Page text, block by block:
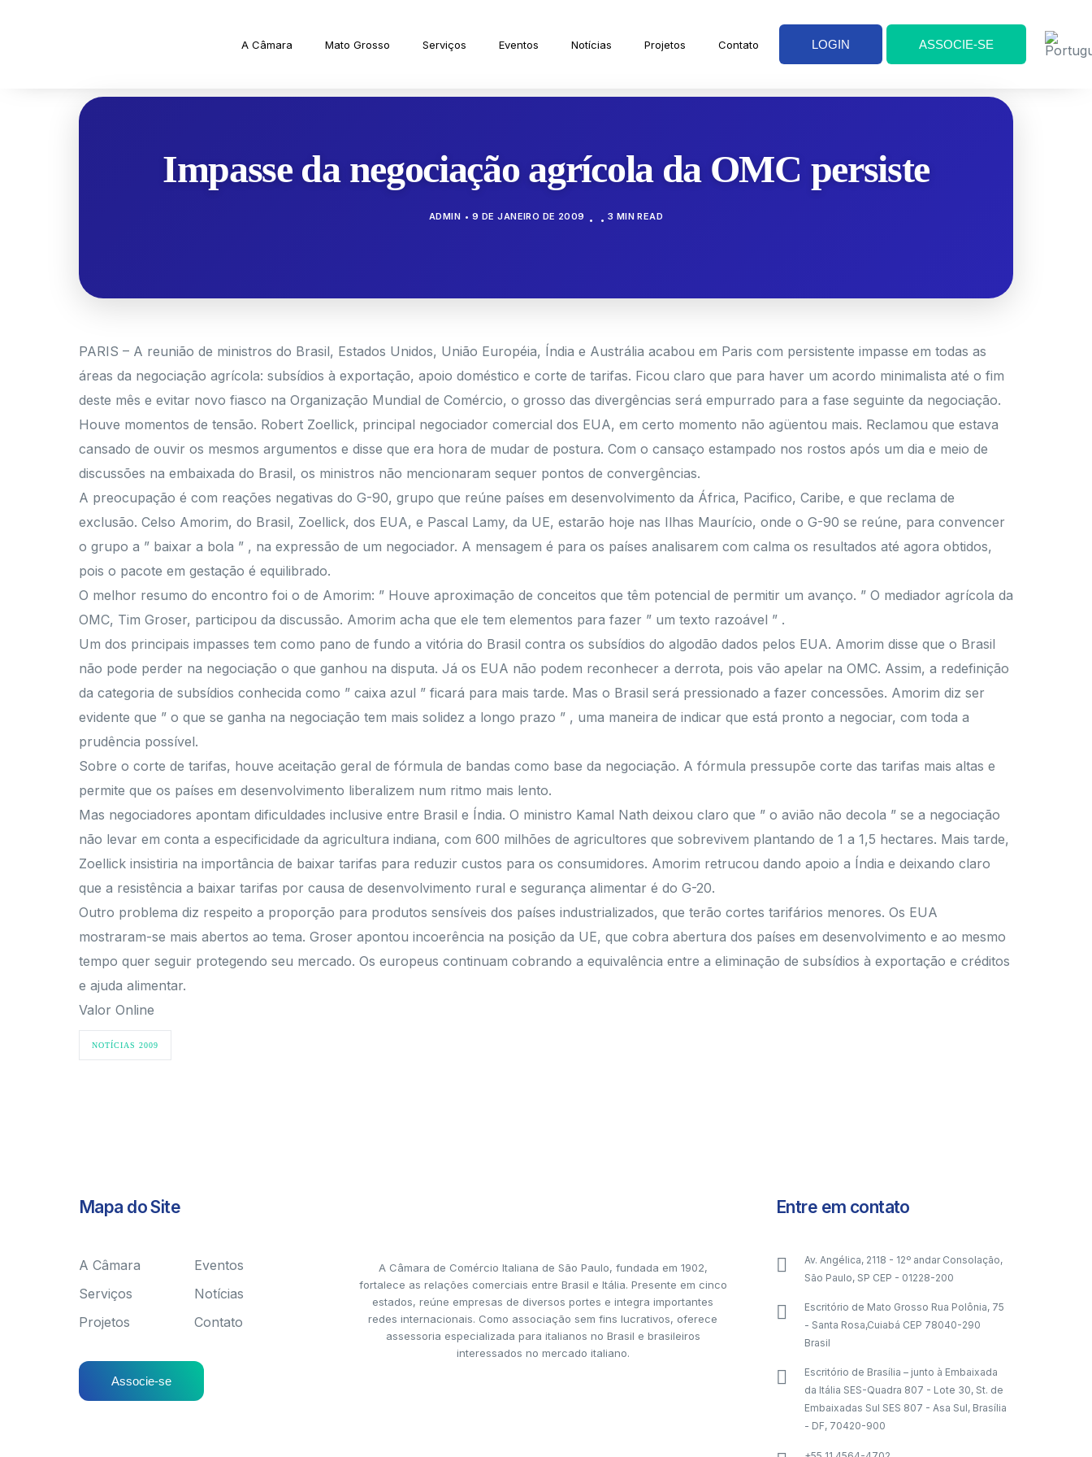
A Câmara Mato Grosso Serviços Eventos Notícias Projetos Contato LOGIN ASSOCIE-SE
Impasse da negociação agrícola da OMC persiste
ADMIN 9 DE JANEIRO DE 2009 3 MIN READ
PARIS – A reunião de ministros do Brasil, Estados Unidos, União Européia, Índia e Austrália acabou em Paris com persistente impasse em todas as
áreas da negociação agrícola: subsídios à exportação, apoio doméstico e corte de tarifas. Ficou claro que para haver um acordo minimalista até o fim
deste mês e evitar novo fiasco na Organização Mundial de Comércio, o grosso das divergências será empurrado para a fase seguinte da negociação.
Houve momentos de tensão. Robert Zoellick, principal negociador comercial dos EUA, em certo momento não agüentou mais. Reclamou que estava
cansado de ouvir os mesmos argumentos e disse que era hora de mudar de postura. Com o cansaço estampado nos rostos após um dia e meio de
discussões na embaixada do Brasil, os ministros não mencionaram sequer pontos de convergências.
A preocupação é com reações negativas do G-90, grupo que reúne países em desenvolvimento da África, Pacifico, Caribe, e que reclama de
exclusão. Celso Amorim, do Brasil, Zoellick, dos EUA, e Pascal Lamy, da UE, estarão hoje nas Ilhas Maurício, onde o G-90 se reúne, para convencer
o grupo a ” baixar a bola ” , na expressão de um negociador. A mensagem é para os países analisarem com calma os resultados até agora obtidos,
pois o pacote em gestação é equilibrado.
O melhor resumo do encontro foi o de Amorim: ” Houve aproximação de conceitos que têm potencial de permitir um avanço. ” O mediador agrícola da
OMC, Tim Groser, participou da discussão. Amorim acha que ele tem elementos para fazer ” um texto razoável ” .
Um dos principais impasses tem como pano de fundo a vitória do Brasil contra os subsídios do algodão dados pelos EUA. Amorim disse que o Brasil
não pode perder na negociação o que ganhou na disputa. Já os EUA não podem reconhecer a derrota, pois vão apelar na OMC. Assim, a redefinição
da categoria de subsídios conhecida como ” caixa azul ” ficará para mais tarde. Mas o Brasil será pressionado a fazer concessões. Amorim diz ser
evidente que ” o que se ganha na negociação tem mais solidez a longo prazo ” , uma maneira de indicar que está pronto a negociar, com toda a
prudência possível.
Sobre o corte de tarifas, houve aceitação geral de fórmula de bandas como base da negociação. A fórmula pressupõe corte das tarifas mais altas e
permite que os países em desenvolvimento liberalizem num ritmo mais lento.
Mas negociadores apontam dificuldades inclusive entre Brasil e Índia. O ministro Kamal Nath deixou claro que ” o avião não decola ” se a negociação
não levar em conta a especificidade da agricultura indiana, com 600 milhões de agricultores que sobrevivem plantando de 1 a 1,5 hectares. Mais tarde,
Zoellick insistiria na importância de baixar tarifas para reduzir custos para os consumidores. Amorim retrucou dando apoio a Índia e deixando claro
que a resistência a baixar tarifas por causa de desenvolvimento rural e segurança alimentar é do G-20.
Outro problema diz respeito a proporção para produtos sensíveis dos países industrializados, que terão cortes tarifários menores. Os EUA
mostraram-se mais abertos ao tema. Groser apontou incoerência na posição da UE, que cobra abertura dos países em desenvolvimento e ao mesmo
tempo quer seguir protegendo seu mercado. Os europeus continuam cobrando a equivalência entre a eliminação de subsídios à exportação e créditos
e ajuda alimentar.
Valor Online
NOTÍCIAS 2009
Mapa do Site
A Câmara
Serviços
Projetos
Eventos
Notícias
Contato
Associe-se
A Câmara de Comércio Italiana de São Paulo, fundada em 1902,
fortalece as relações comerciais entre Brasil e Itália. Presente em cinco
estados, reúne empresas de diversos portes e integra importantes
redes internacionais. Como associação sem fins lucrativos, oferece
assessoria especializada para italianos no Brasil e brasileiros
interessados no mercado italiano.
Entre em contato
Av. Angélica, 2118 - 12º andar Consolação,
São Paulo, SP CEP - 01228-200
Escritório de Mato Grosso Rua Polônia, 75
- Santa Rosa,Cuiabá CEP 78040-290
Brasil
Escritório de Brasília – junto à Embaixada
da Itália SES-Quadra 807 - Lote 30, St. de
Embaixadas Sul SES 807 - Asa Sul, Brasília
- DF, 70420-900